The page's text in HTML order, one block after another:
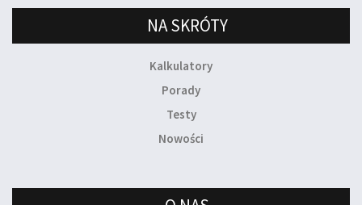
NA SKRÓTY
Kalkulatory
Porady
Testy
Nowości